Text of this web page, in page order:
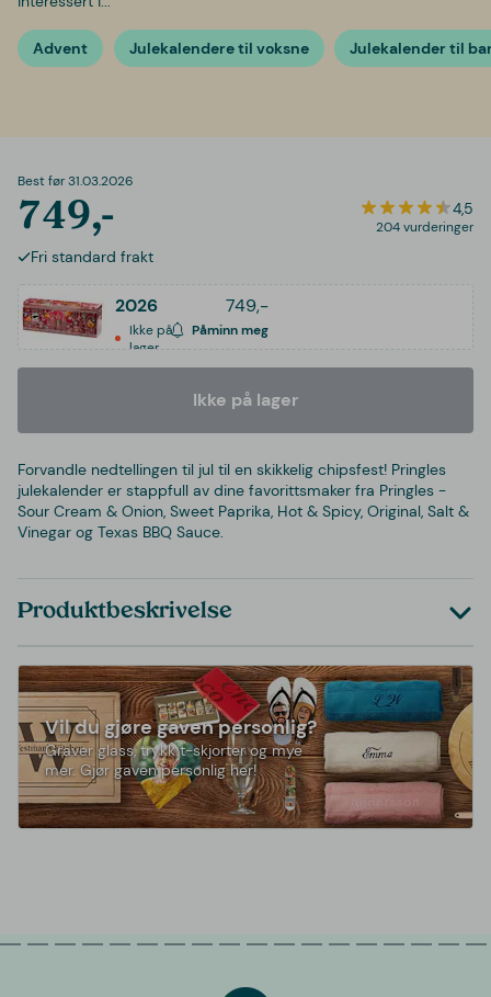
Advent Julekalendere til voksne Julekalender til
Best før 31.03.2026
749,- 4,5
204 vurderinger
Fri standard frakt
2026 749,-
Ikke på
lager
Påminn meg
Ikke på lager
Forvandle nedtellingen til jul til en skikkelig chipsfest! Pringles
julekalender er stappfull av dine favorittsmaker fra Pringles -
Sour Cream & Onion, Sweet Paprika, Hot & Spicy, Original, Salt &
Vinegar og Texas BBQ Sauce.
Produktbeskrivelse
Vil du gjøre gaven personlig?
Graver glass, trykk t-skjorter og mye
mer. Gjør gaven personlig her!